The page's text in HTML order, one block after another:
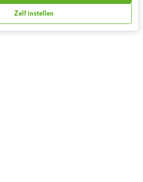
Partnerprogramma
Zelf instellen